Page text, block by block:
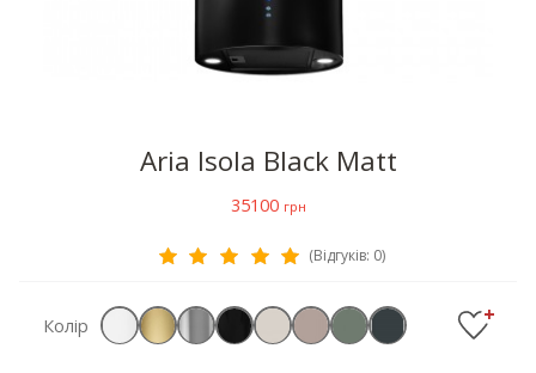
Aria Isola Black Matt
35100 грн
(Відгуків: 0)
Колір